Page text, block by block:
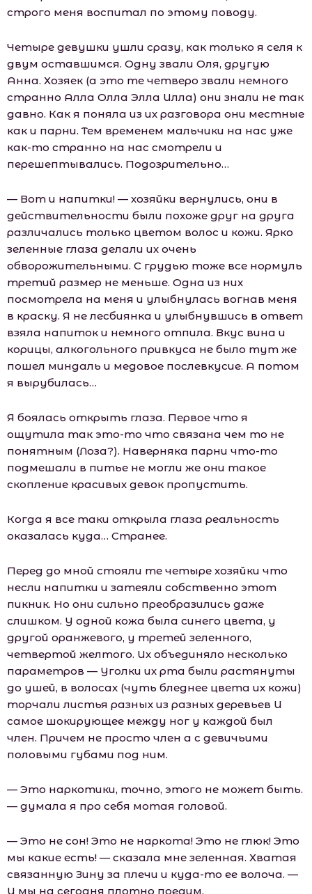
строго меня воспитал по этому поводу.
Четыре девушки ушли сразу, как только я селя к
двум оставшимся. Одну звали Оля, другую
Анна. Хозяек (а это те четверо звали немного
странно Алла Олла Элла Илла) они знали не так
давно. Как я поняла из их разговора они местные
как и парни. Тем временем мaльчики на нас уже
как-то странно на нас смотрели и
перешептывались. Подозрительно…
— Вот и напитки! — хозяйки вернулись, они в
действительности были похоже друг на друга
различались только цветом волос и кожи. Ярко
зеленные глаза делали их очень
обворожительными. С грудью тоже все нормуль
третий размер не меньше. Одна из них
посмотрела на меня и улыбнулась вогнав меня
в краску. Я не лесбиянка и улыбнувшись в ответ
взяла напиток и немного отпила. Вкус вина и
корицы, алкогольного привкуса не было тут же
пошел миндаль и медовое послевкусие. А потом
я вырубилась…
Я боялась открыть глаза. Первое что я
ощутила так это-то что связана чем то не
понятным (Лоза?). Наверняка парни что-то
подмешали в питье не могли же они такое
скопление красивых девок пропустить.
Когда я все таки открыла глаза реальность
оказалась куда… Странее.
Перед до мной стояли те четыре хозяйки что
несли напитки и затеяли собственно этот
пикник. Но они сильно преобразились даже
слишком. У одной кожа была синего цвета, у
другой оранжевого, у третей зеленного,
четвертой желтого. Их объединяло несколько
параметров — Уголки их рта были растянуты
до ушей, в волосах (чуть бледнее цвета их кожи)
торчали листья разных из разных деревьев И
самое шокирующее между ног у каждой был
член. Причем не просто член а с девичьими
половыми губами под ним.
— Это наркотики, точно, этого не может быть.
— думала я про себя мотая головой.
— Это не сон! Это не наркота! Это не глюк! Это
мы какие есть! — сказала мне зеленная. Хватая
связанную Зину за плечи и куда-то ее волоча. —
И мы на сегодня плотно поедим.